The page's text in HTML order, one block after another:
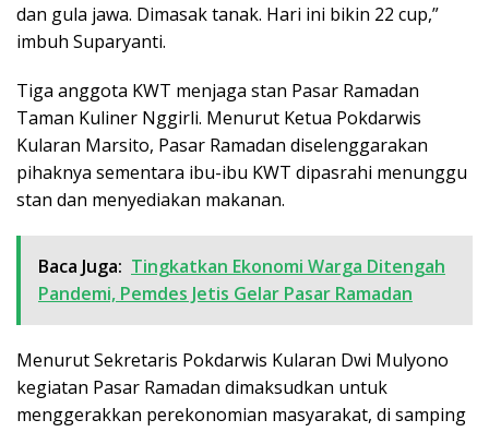
dan gula jawa. Dimasak tanak. Hari ini bikin 22 cup,”
imbuh Suparyanti.
Tiga anggota KWT menjaga stan Pasar Ramadan
Taman Kuliner Nggirli. Menurut Ketua Pokdarwis
Kularan Marsito, Pasar Ramadan diselenggarakan
pihaknya sementara ibu-ibu KWT dipasrahi menunggu
stan dan menyediakan makanan.
Baca Juga: Tingkatkan Ekonomi Warga Ditengah
Pandemi, Pemdes Jetis Gelar Pasar Ramadan
Menurut Sekretaris Pokdarwis Kularan Dwi Mulyono
kegiatan Pasar Ramadan dimaksudkan untuk
menggerakkan perekonomian masyarakat, di samping